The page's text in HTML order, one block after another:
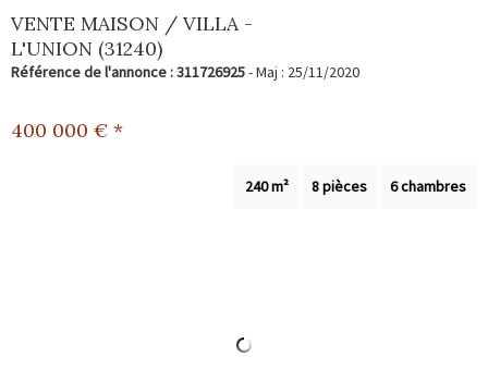
Vendez votre bien
Alerte immo
Gestion
VENTE MAISON / VILLA -
L'UNION (31240)
Référence de l'annonce : 311726925- Maj : 25/11/2020
400 000 € *
6 chambres
8 pièces
240 m²